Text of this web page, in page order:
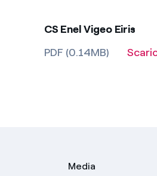
CS Enel Vigeo Eiris
PDF (0.14MB)
Media